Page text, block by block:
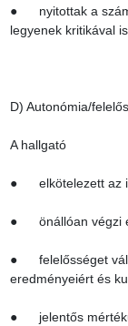
●      nyitottak a
legyenek kritikával
D) Autonómia/
A hallgató
●      elkötelezett
●      önállóan
●      felelősséget
eredményeiért és
●      jelentős